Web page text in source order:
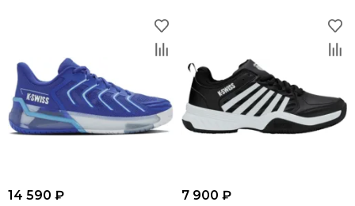
14 590 ₽ 7 900 ₽